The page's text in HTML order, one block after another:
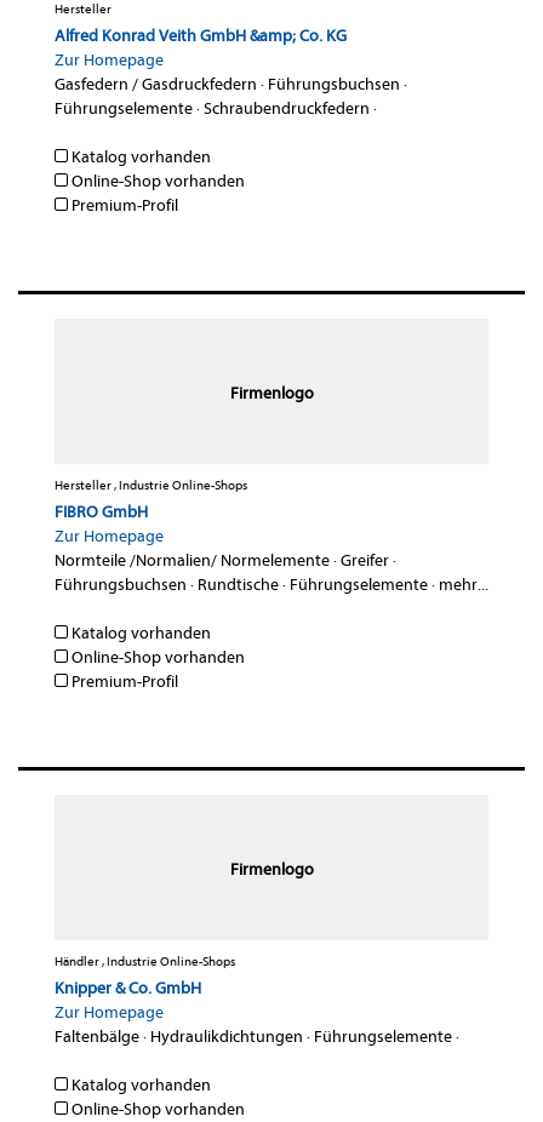
Hersteller
Alfred Konrad Veith GmbH &amp; Co. KG
Zur Homepage
Gasfedern / Gasdruckfedern · Führungsbuchsen ·
Führungselemente·Schraubendruckfedern ·
Katalog vorhanden
Online-Shop vorhanden
Premium-Profil
Firmenlogo
Hersteller , Industrie Online-Shops
FIBRO GmbH
Zur Homepage
Normteile /Normalien/ Normelemente·Greifer·
Führungsbuchsen · Rundtische· Führungselemente· mehr...
Katalog vorhanden
Online-Shop vorhanden
Premium-Profil
Firmenlogo
Händler , Industrie Online-Shops
Knipper & Co. GmbH
Zur Homepage
Faltenbälge· Hydraulikdichtungen · Führungselemente·
Katalog vorhanden
Online-Shop vorhanden